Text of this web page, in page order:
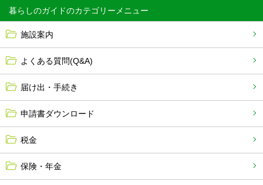
暮らしのガイド
施設案内
よくある質問(Q&A)
届け出・手続き
申請書ダウンロード
税金
保険・年金